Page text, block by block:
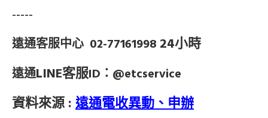
-----
遠通客服中心 02-77161998 24小時
遠通LINE客服ID：@etcservice
資料來源 : 遠通電收異動、申辦